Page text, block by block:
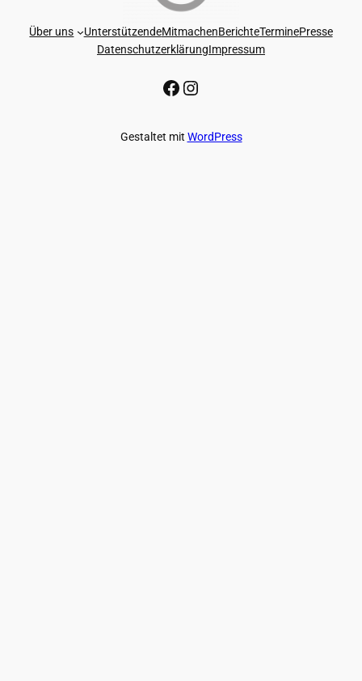
Über uns UnterstützendeMitmachenBerichteTerminePresse
DatenschutzerklärungImpressum
Facebook-Seite von GAGGENAU FÜR DEMOKRATIE
Instagram-Seite von GAGGENAU FÜR DEMOKRATIE
Gestaltet mit WordPress